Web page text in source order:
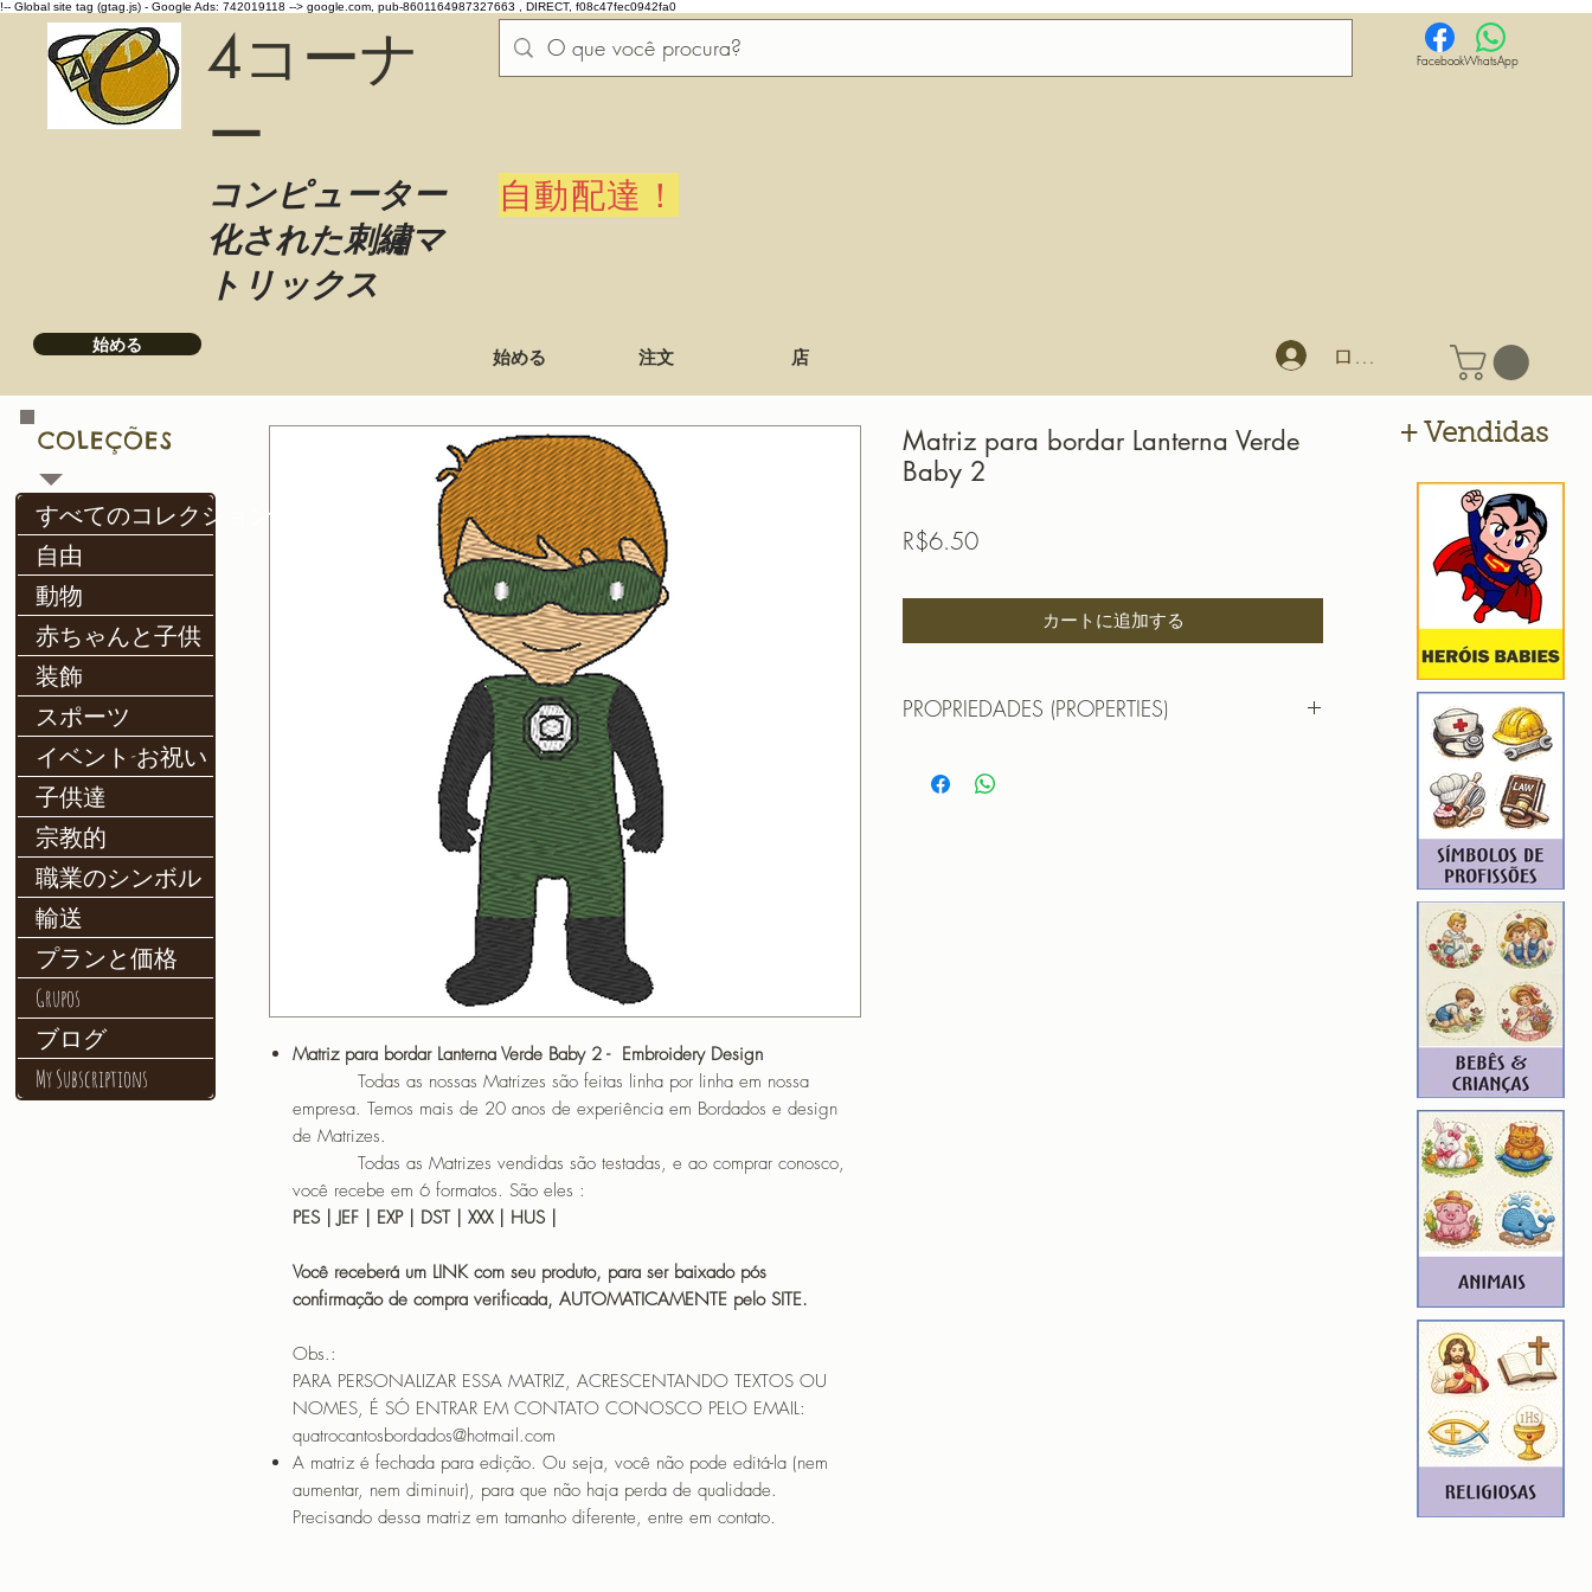
!-- Global site tag (gtag.js) - Google Ads: 742019118 --> google.com, pub-8601164987327663 , DIRECT, f08c47fec0942fa0
4コーナ
ー
コンピューター
化された刺繡マ
トリックス
自動配達！
FacebookWhatsApp
始める
始める 注文 店 ログイン
Matriz para bordar Lanterna Verde Baby 2 - Embroidery Design
Todas as nossas Matrizes são feitas linha por linha em nossa
empresa. Temos mais de 20 anos de experiência em Bordados e design
de Matrizes.
Todas as Matrizes vendidas são testadas, e ao comprar conosco,
você recebe em 6 formatos. São eles :
PES | JEF | EXP | DST | XXX | HUS |
Você receberá um LINK com seu produto, para ser baixado pós
confirmação de compra verificada, AUTOMATICAMENTE pelo SITE.
Obs.:
PARA PERSONALIZAR ESSA MATRIZ, ACRESCENTANDO TEXTOS OU
NOMES, É SÓ ENTRAR EM CONTATO CONOSCO PELO EMAIL:
quatrocantosbordados@hotmail.com
A matriz é fechada para edição. Ou seja, você não pode editá-la (nem
aumentar, nem diminuir), para que não haja perda de qualidade.
Precisando dessa matriz em tamanho diferente, entre em contato.
Matriz para bordar Lanterna Verde
Baby 2
R$6.50価
カートに追加する
PROPRIEDADES (PROPERTIES)
TAMANHO (SIZE) : 3,7cm X 9,3cm
すべてのコレクション
自由
動物
赤ちゃんと子供
装飾
スポーツ
イベント-お祝い
子供達
宗教的
職業のシンボル
輸送
プランと価格
Grupos
ブログ
My Subscriptions
COLEÇÕES + Vendidas